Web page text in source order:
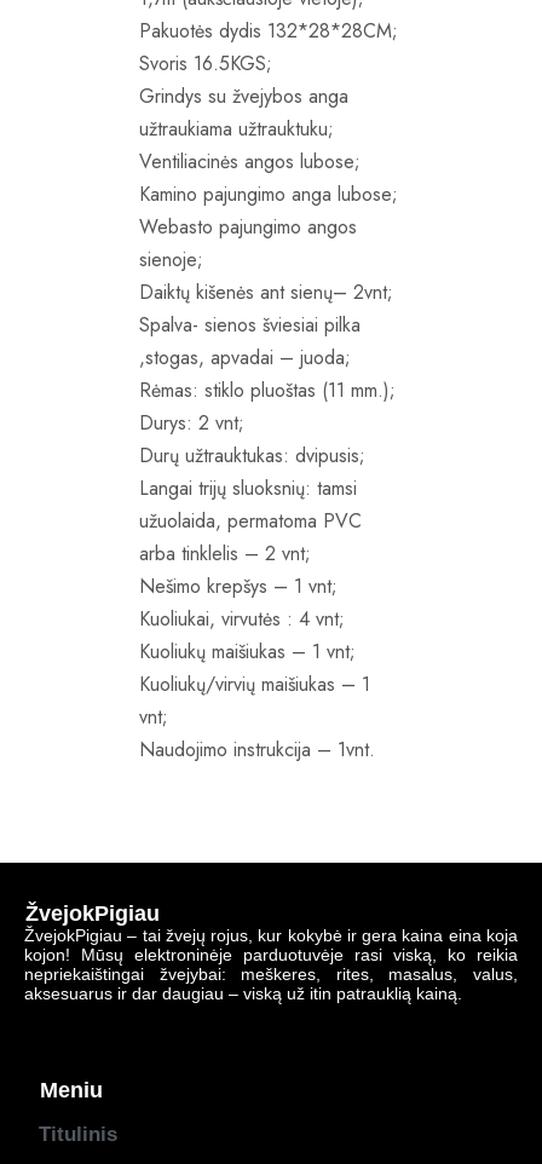
Pakuotės dydis 132*28*28CM;
Svoris 16.5KGS;
Grindys su žvejybos anga
užtraukiama užtrauktuku;
Ventiliacinės angos lubose;
Kamino pajungimo anga lubose;
Webasto pajungimo angos
sienoje;
Daiktų kišenės ant sienų– 2vnt;
Spalva- sienos šviesiai pilka
,stogas, apvadai – juoda;
Rėmas: stiklo pluoštas (11 mm.);
Durys: 2 vnt;
Durų užtrauktukas: dvipusis;
Langai trijų sluoksnių: tamsi
užuolaida, permatoma PVC
arba tinklelis – 2 vnt;
Nešimo krepšys – 1 vnt;
Kuoliukai, virvutės : 4 vnt;
Kuoliukų maišiukas – 1 vnt;
Kuoliukų/virvių maišiukas – 1
vnt;
Naudojimo instrukcija – 1vnt.
ŽvejokPigiau
ŽvejokPigiau – tai žvejų rojus, kur kokybė ir gera kaina eina koja
kojon! Mūsų elektroninėje parduotuvėje rasi viską, ko reikia
nepriekaištingai žvejybai: meškeres, rites, masalus, valus,
aksesuarus ir dar daugiau – viską už itin patrauklią kainą.
Meniu
Titulinis